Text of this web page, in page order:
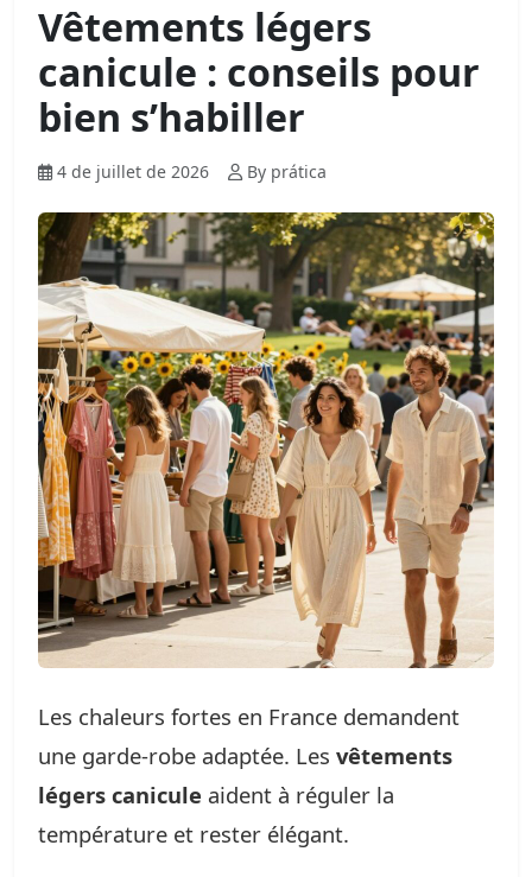
Vêtements légers
canicule : conseils pour
bien s’habiller
4 de juillet de 2026 By prática
Les chaleurs fortes en France demandent
une garde-robe adaptée. Les vêtements
légers canicule aident à réguler la
température et rester élégant.